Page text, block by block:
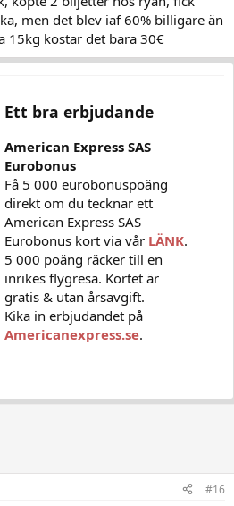
men det blev iaf 60% billigare än
15kg kostar det bara 30€
Ett bra erbjudande
American Express SAS
Eurobonus
Få 5 000 eurobonuspoäng
direkt om du tecknar ett
American Express SAS
Eurobonus kort via vår LÄNK.
5 000 poäng räcker till en
inrikes flygresa. Kortet är
gratis & utan årsavgift.
Kika in erbjudandet på
Americanexpress.se.
#16